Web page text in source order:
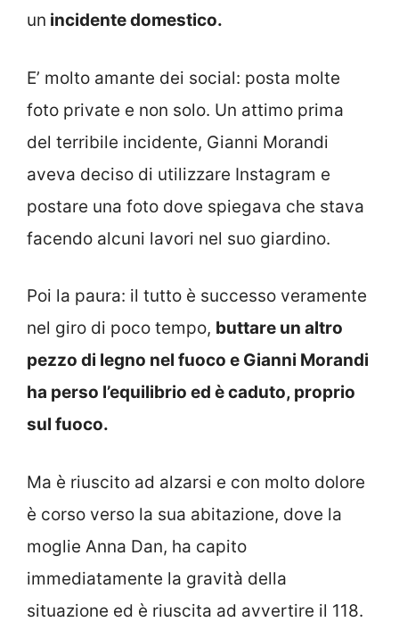
un incidente domestico.
E’ molto amante dei social: posta molte
foto private e non solo. Un attimo prima
del terribile incidente, Gianni Morandi
aveva deciso di utilizzare Instagram e
postare una foto dove spiegava che stava
facendo alcuni lavori nel suo giardino.
Poi la paura: il tutto è successo veramente
nel giro di poco tempo, buttare un altro
pezzo di legno nel fuoco e Gianni Morandi
ha perso l’equilibrio ed è caduto, proprio
sul fuoco.
Ma è riuscito ad alzarsi e con molto dolore
è corso verso la sua abitazione, dove la
moglie Anna Dan, ha capito
immediatamente la gravità della
situazione ed è riuscita ad avvertire il 118.